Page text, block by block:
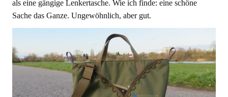
als eine gängige Lenkertasche. Wie ich finde: eine schöne
Sache das Ganze. Ungewöhnlich, aber gut.